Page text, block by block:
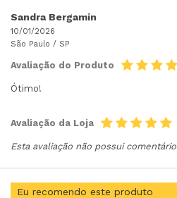
Sandra Bergamin
10/01/2026
São Paulo / SP
Avaliação do Produto
Ótimo!
Avaliação da Loja
Esta avaliação não possui
Eu recomendo este produto